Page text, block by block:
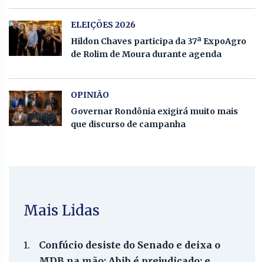
ELEIÇÕES 2026
Hildon Chaves participa da 37ª ExpoAgro
de Rolim de Moura durante agenda
OPINIÃO
Governar Rondônia exigirá muito mais
que discurso de campanha
Mais Lidas
1.
Confúcio desiste do Senado e deixa o